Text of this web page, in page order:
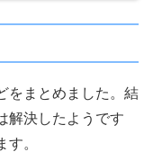
をまとめました。結
解決したようです
。